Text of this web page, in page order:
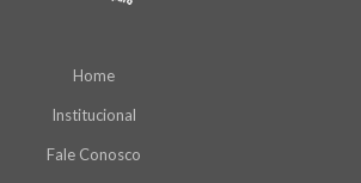
Home
Institucional
Fale Conosco